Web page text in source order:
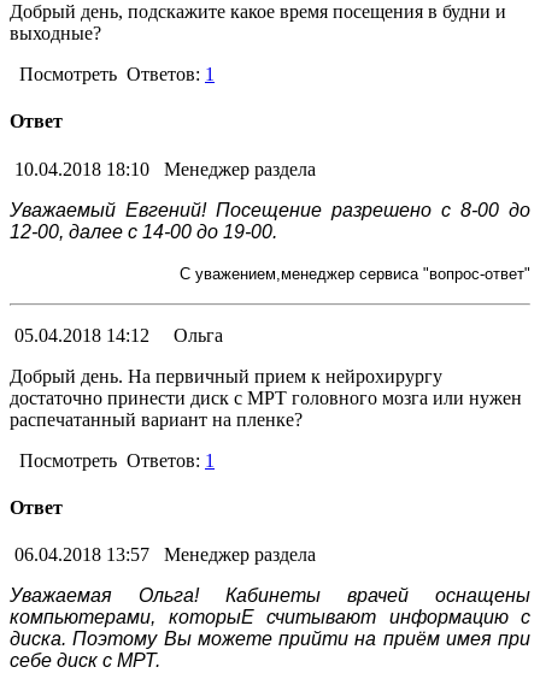
Добрый день, подскажите какое время посещения в будни и
выходные?
Посмотреть Ответов: 1
Ответ
10.04.2018 18:10
Менеджер раздела
Уважаемый Евгений! Посещение разрешено с 8-00 до
12-00, далее с 14-00 до 19-00.
С уважением,менеджер сервиса "вопрос-ответ"
05.04.2018 14:12
Ольга
Добрый день. На первичный прием к нейрохирургу
достаточно принести диск с МРТ головного мозга или нужен
распечатанный вариант на пленке?
Посмотреть Ответов: 1
Ответ
06.04.2018 13:57
Менеджер раздела
Уважаемая Ольга! Кабинеты врачей оснащены
компьютерами, которыЕ считывают информацию с
диска. Поэтому Вы можете прийти на приём имея при
себе диск с МРТ.